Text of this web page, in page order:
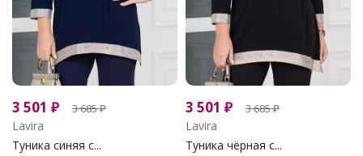
3 501 ₽ 3 685₽
Lavira
Туника синяя с...
3 501 ₽ 3 685₽
Lavira
Туника чёрная с...